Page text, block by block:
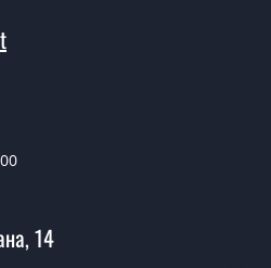
готові двері
готових вхідних
вхідних
14